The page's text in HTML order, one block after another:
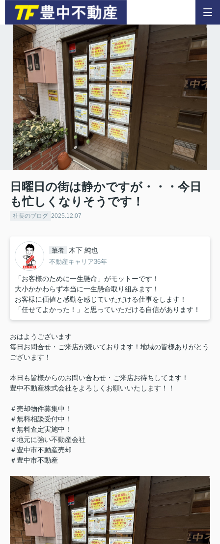
日曜日の街は静かですが・・・今日
も忙しくなりそうです！
社長のブログ 2025.12.07
筆者 木下 純也
不動産キャリア36年
「お客様のために一生懸命」がモットーです！
大小かかわらず本当に一生懸命取り組みます！
お客様に価値と感動を感じていただける仕事をします！
「任せてよかった！」と思っていただける自信があります！
おはようございます
毎日お問合せ・ご来店が続いております！地域の皆様ありがとう
ございます！
本日も皆様からのお問い合わせ・ご来店お待ちしてます！
豊中不動産株式会社をよろしくお願いいたします！！
＃売却物件募集中！
＃無料相談受付中！
＃無料査定実施中！
＃地元に強い不動産会社
＃豊中市不動産売却
＃豊中市不動産